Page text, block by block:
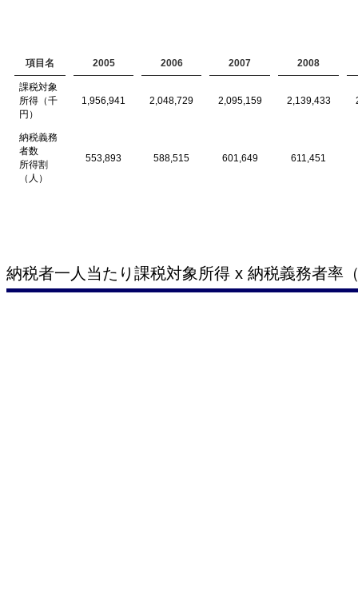
項目名 2005 2006 2007 2008
課税対象
所得（千
円）
1,956,941 2,048,729 2,095,159 2,139,433
納税義務
者数
所得割
（人）
553,893 588,515 601,649 611,451
納税者一人当たり課税対象所得 x 納税義務者率